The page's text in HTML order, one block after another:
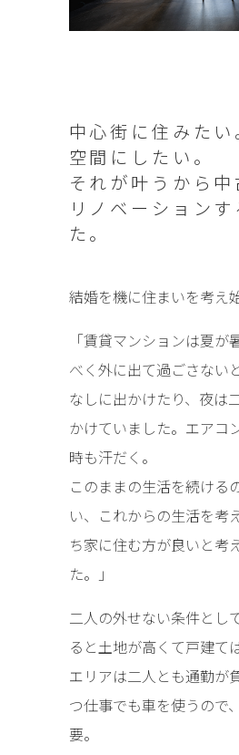
中心街に住みた
空間にしたい。
それが叶うから
リノベーション
た。
結婚を機に住まいを考え
「賃貸マンションは夏
べく外に出て過ごさない
なしに出かけたり、夜は
かけていました。エアコ
時も汗だく。
このままの生活を続ける
い、これからの生活を考
ち家に住む方が良いと考
た。」
二人の外せない条件とし
ると土地が高くて戸建て
エリアは二人とも通勤が
つ仕事でも車を使うので
要。